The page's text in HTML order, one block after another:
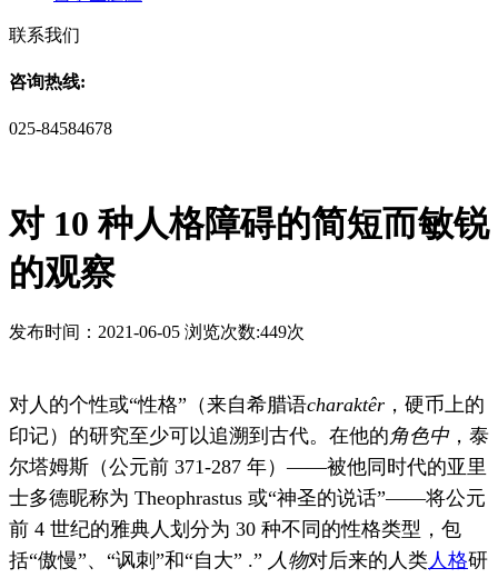
联系我们
咨询热线:
025-84584678
对 10 种人格障碍的简短而敏锐
的观察
发布时间：2021-06-05 浏览次数:449次
分
电
子
邮
件
对人的个性或“性格”（来自希腊语charaktêr ，硬币上的
印记）的研究至少可以追溯到古代。 在他的角色中，泰
尔塔姆斯（公元前 371-287 年）——被他同时代的亚里
士多德昵称为 Theophrastus 或“神圣的说话”——将公元
前 4 世纪的雅典人划分为 30 种不同的性格类型，包
括“傲慢”、“讽刺”和“自大” .” 人物对后来的人类人格研